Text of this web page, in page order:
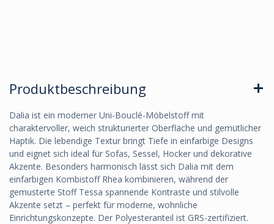
Produktbeschreibung
Dalia ist ein moderner Uni-Bouclé-Möbelstoff mit
charaktervoller, weich strukturierter Oberfläche und gemütlicher
Haptik. Die lebendige Textur bringt Tiefe in einfarbige Designs
und eignet sich ideal für Sofas, Sessel, Hocker und dekorative
Akzente. Besonders harmonisch lässt sich Dalia mit dem
einfarbigen Kombistoff Rhea kombinieren, während der
gemusterte Stoff Tessa spannende Kontraste und stilvolle
Akzente setzt – perfekt für moderne, wohnliche
Einrichtungskonzepte. Der Polyesteranteil ist GRS-zertifiziert.